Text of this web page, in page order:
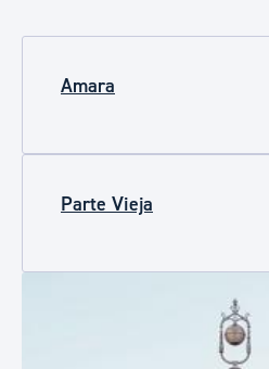
Amara
Parte Vieja